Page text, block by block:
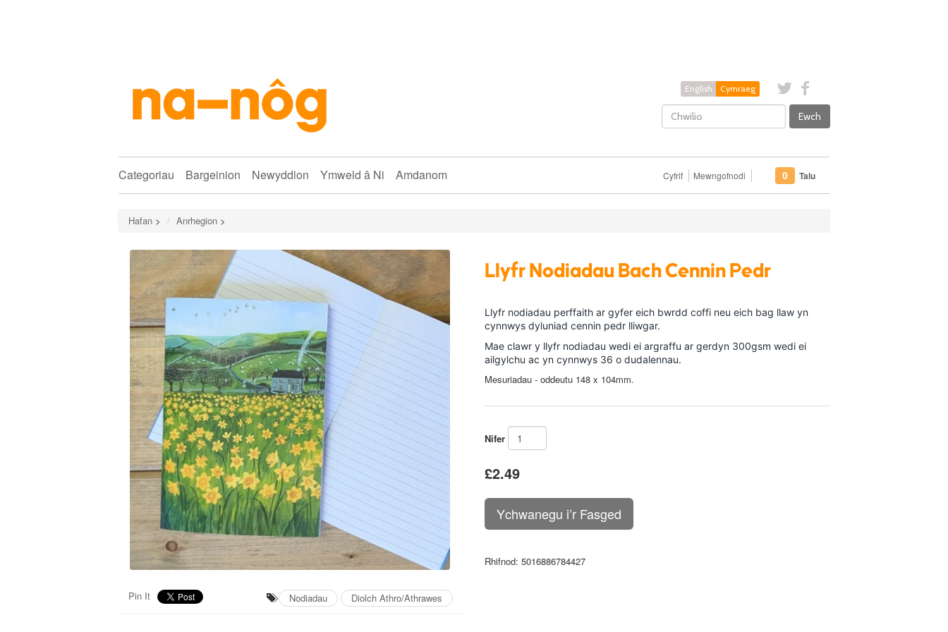
English Cymraeg
Ewch
Categoriau Bargeinion Newyddion Ymweld â Ni Amdanom Cyfrif Mewngofnodi 0 Talu
Hafan > Anrhegion >
Pin It Nodiadau Diolch Athro/Athrawes
Llyfr Nodiadau Bach Cennin Pedr
Llyfr nodiadau perffaith ar gyfer eich bwrdd coffi neu eich bag llaw yn
cynnwys dyluniad cennin pedr lliwgar.
Mae clawr y llyfr nodiadau wedi ei argraffu ar gerdyn 300gsm wedi ei
ailgylchu ac yn cynnwys 36 o dudalennau.
Mesuriadau - oddeutu 148 x 104mm.
Nifer
£2.49
Rhifnod: 5016886784427